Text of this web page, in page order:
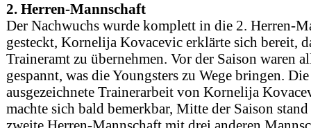
2. Herren-Mannschaft
Der Nachwuchs wurde komplett in die 2. Herren-
gesteckt, Kornelija Kovacevic erklärte sich bereit,
Traineramt zu übernehmen. Vor der Saison waren
gespannt, was die Youngsters zu Wege bringen. Die
ausgezeichnete Trainerarbeit von Kornelija
machte sich bald bemerkbar, Mitte der Saison